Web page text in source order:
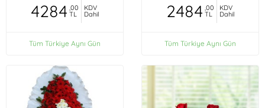
4284 ,00
TL
KDV
Dahil
Tüm Türkiye Aynı Gün
2484 ,00
TL
KDV
Dahil
Tüm Türkiye Aynı Gün